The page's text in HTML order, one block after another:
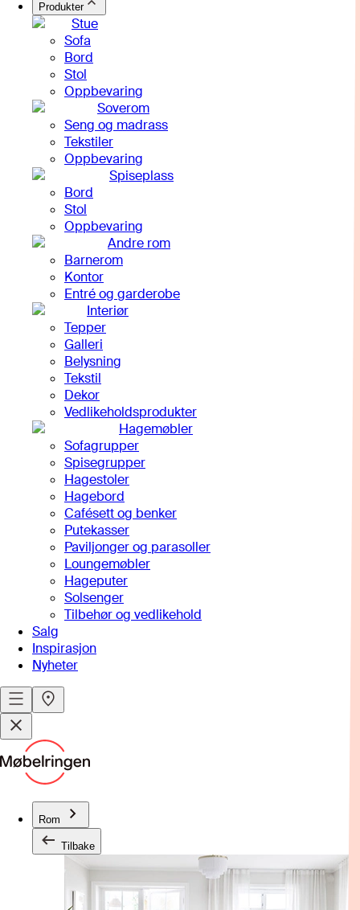
Produkter
Stue
Sofa
Bord
Stol
Oppbevaring
Soverom
Seng og madrass
Tekstiler
Oppbevaring
Spiseplass
Bord
Stol
Oppbevaring
Andre rom
Barnerom
Kontor
Entré og garderobe
Interiør
Tepper
Galleri
Belysning
Tekstil
Dekor
Vedlikeholdsprodukter
Hagemøbler
Sofagrupper
Spisegrupper
Hagestoler
Hagebord
Cafésett og benker
Putekasser
Paviljonger og parasoller
Loungemøbler
Hageputer
Solsenger
Tilbehør og vedlikehold
Salg
Inspirasjon
Nyheter
Rom
Tilbake